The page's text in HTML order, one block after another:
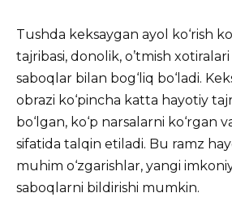
Tushda keksaygan ayol ko‘rish
tajribasi, donolik, o’tmish
saboqlar bilan bog‘liq bo‘ladi.
obrazi ko‘pincha katta hayotiy
bo‘lgan, ko‘p narsalarni ko‘rgan
sifatida talqin etiladi. Bu ramz
muhim o‘zgarishlar, yangi
saboqlarni bildirishi mumkin.